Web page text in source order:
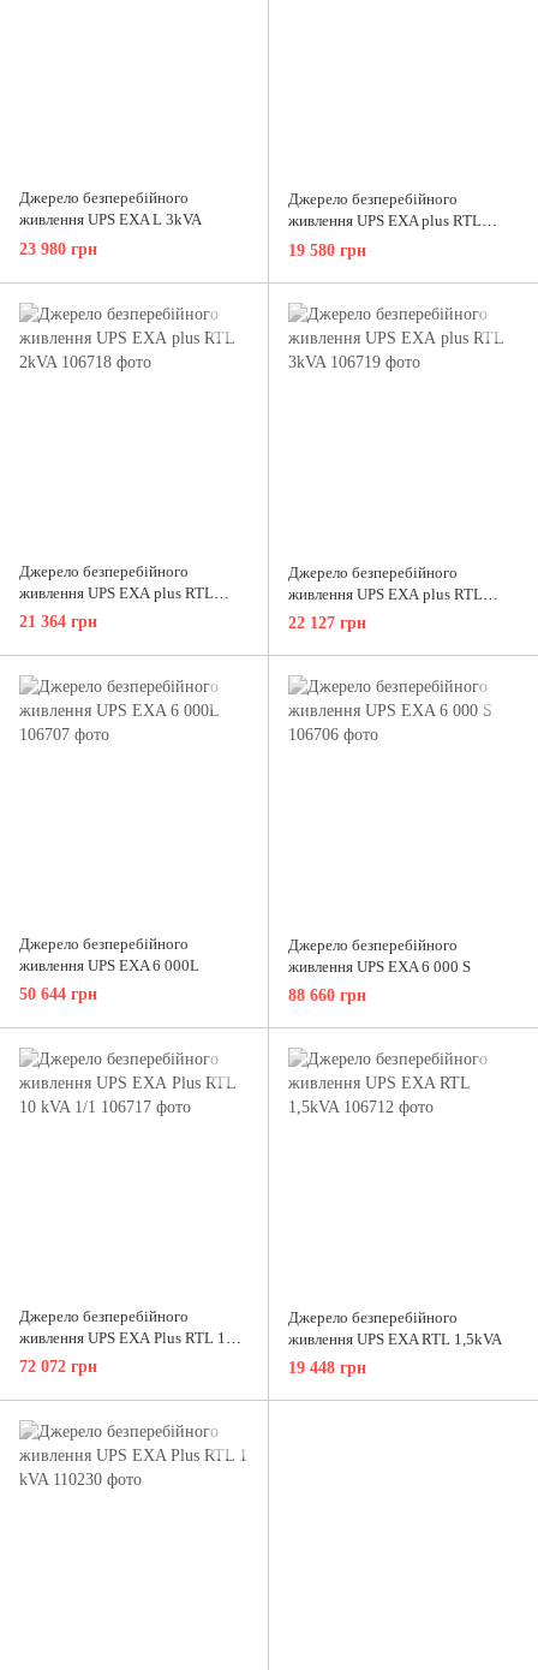
Джерело безперебійного
живлення UPS EXA L 3kVA
23 980 грн
Джерело безперебійного
живлення UPS EXA plus RTL
1,5kVA
19 580 грн
Джерело безперебійного
живлення UPS ЕХА plus RTL
2kVA
21 364 грн
Джерело безперебійного
живлення UPS ЕХА plus RTL
3kVA
22 127 грн
Джерело безперебійного
живлення UPS EXA 6 000L
50 644 грн
Джерело безперебійного
живлення UPS EXA 6 000 S
88 660 грн
Джерело безперебійного
живлення UPS ЕХА Plus RTL 10
kVA 1/1
72 072 грн
Джерело безперебійного
живлення UPS EXA RTL 1,5kVA
19 448 грн